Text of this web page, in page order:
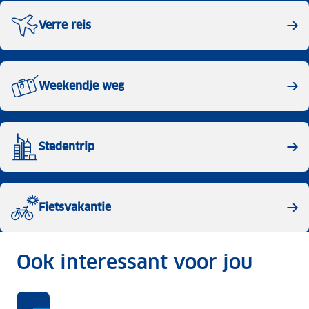
Verre reis
Weekendje weg
Stedentrip
Fietsvakantie
Ook interessant voor jou